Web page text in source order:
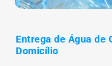
Entrega de Água de
Domicílio